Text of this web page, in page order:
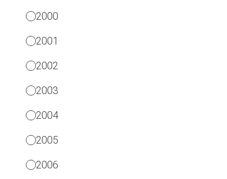
2000
2001
2002
2003
2004
2005
2006